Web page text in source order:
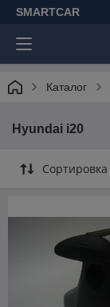
SMARTCAR
Каталог
Hyundai i20
Сортировка